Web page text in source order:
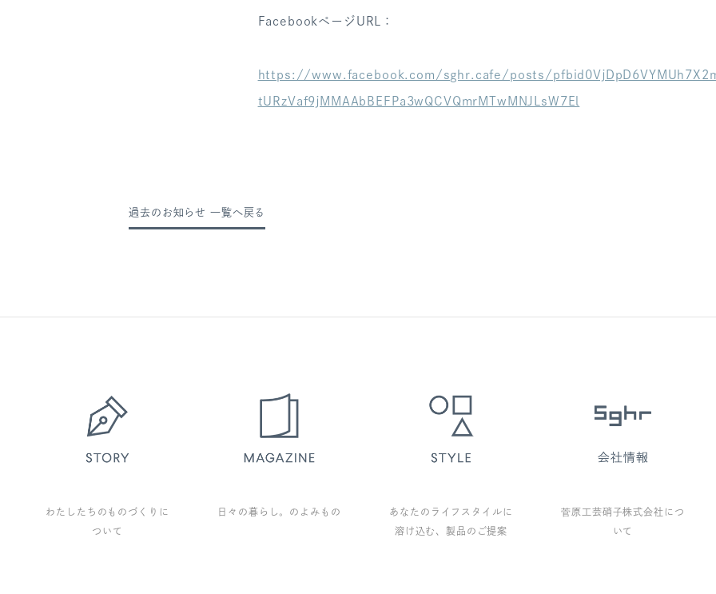
FacebookページURL：
https://www.facebook.com/sghr.cafe/posts/
tURzVaf9jMMAAbBEFPa3wQCVQmrMTwMNJLsW7El
過去のお知らせ 一覧へ戻る
わたしたちのものづくりに
ついて
日々の暮らし。のよみもの
あなたのライフスタイルに
溶け込む、製品のご提案
菅原工芸硝子株式会社につ
いて